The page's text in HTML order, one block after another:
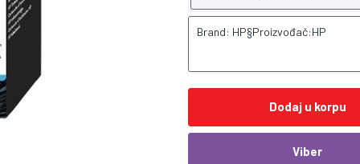
Brand: HP§Proizvođač:HP
Dodaj u korpu
Viber